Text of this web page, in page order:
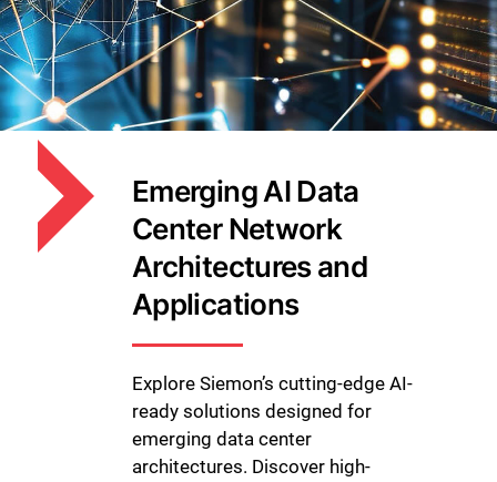
Emerging AI Data
Center Network
Architectures and
Applications
Explore Siemon’s cutting-edge AI-
ready solutions designed for
emerging data center
architectures. Discover high-